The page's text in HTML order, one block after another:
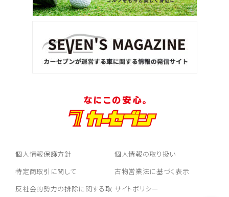
個人情報保護方針
個人情報の取り扱い
特定商取引に関して
古物営業法に基づく表示
反社会的勢力の排除に関する取 サイトポリシー